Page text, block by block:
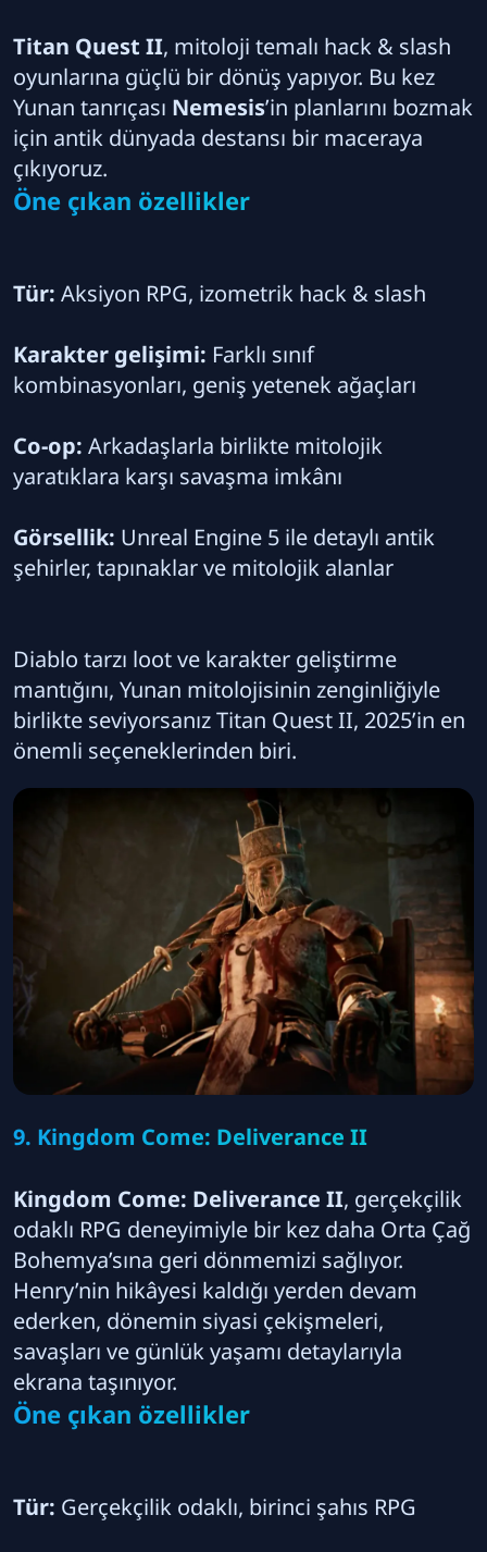
Titan Quest II, mitoloji temalı hack & slash
oyunlarına güçlü bir dönüş yapıyor. Bu kez
Yunan tanrıçası Nemesis’in planlarını bozmak
için antik dünyada destansı bir maceraya
çıkıyoruz.
Öne çıkan özellikler
Tür: Aksiyon RPG, izometrik hack & slash
Karakter gelişimi: Farklı sınıf
kombinasyonları, geniş yetenek ağaçları
Co-op: Arkadaşlarla birlikte mitolojik
yaratıklara karşı savaşma imkânı
Görsellik: Unreal Engine 5 ile detaylı antik
şehirler, tapınaklar ve mitolojik alanlar
Diablo tarzı loot ve karakter geliştirme
mantığını, Yunan mitolojisinin zenginliğiyle
birlikte seviyorsanız Titan Quest II, 2025’in en
önemli seçeneklerinden biri.
9. Kingdom Come: Deliverance II
Kingdom Come: Deliverance II, gerçekçilik
odaklı RPG deneyimiyle bir kez daha Orta Çağ
Bohemya’sına geri dönmemizi sağlıyor.
Henry’nin hikâyesi kaldığı yerden devam
ederken, dönemin siyasi çekişmeleri,
savaşları ve günlük yaşamı detaylarıyla
ekrana taşınıyor.
Öne çıkan özellikler
Tür: Gerçekçilik odaklı, birinci şahıs RPG